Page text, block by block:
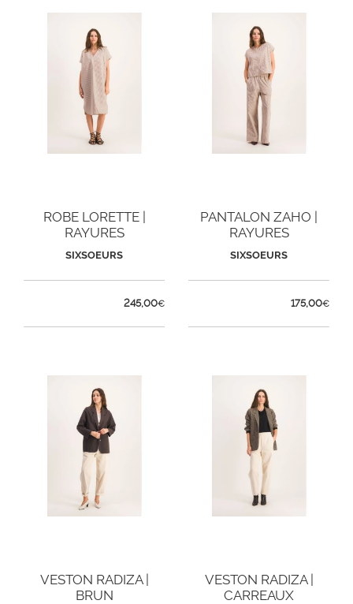
ROBE LORETTE |
RAYURES
SIXSOEURS
245,00€
PANTALON ZAHO |
RAYURES
SIXSOEURS
175,00€
VESTON RADIZA |
BRUN
VESTON RADIZA |
CARREAUX